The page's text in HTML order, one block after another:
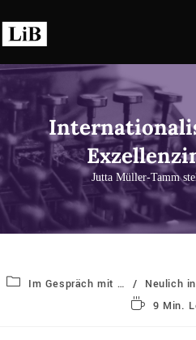
Inhalt
springen
Jutta Müller-Tamm
Beitrags-Im Gespräch mit … / Neulich
Lesedauer:
9 Min.